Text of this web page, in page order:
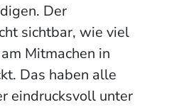
Der
sichtbar, wie viel
Mitmachen in
Das haben alle
eindrucksvoll unter